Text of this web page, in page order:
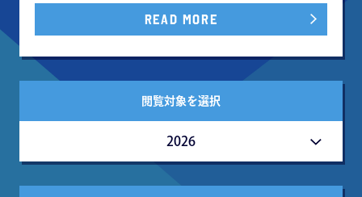
READ MORE
閲覧対象を選択
2026